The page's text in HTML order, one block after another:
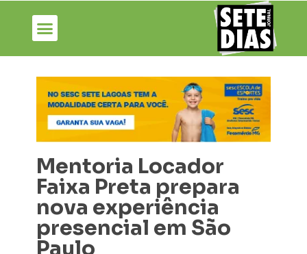
Mentoria Locador
Faixa Preta prepara
nova experiência
presencial em São
Paulo